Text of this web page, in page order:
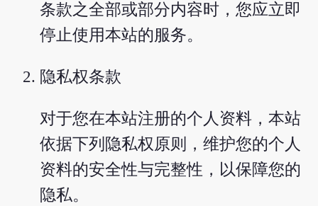
条款之全部或部分内容时，您应立即
停止使用本站的服务。
隐私权条款
对于您在本站注册的个人资料，本站
依据下列隐私权原则，维护您的个人
资料的安全性与完整性，以保障您的
隐私。